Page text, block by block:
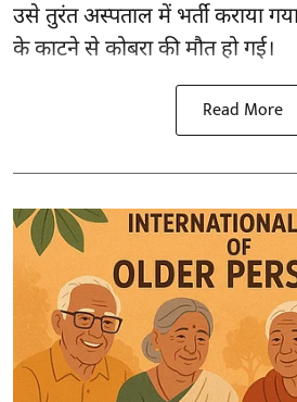
उसे तुरंत अस्पताल में भर्ती कराया
के काटने से कोबरा की मौत हो गई।
Read More